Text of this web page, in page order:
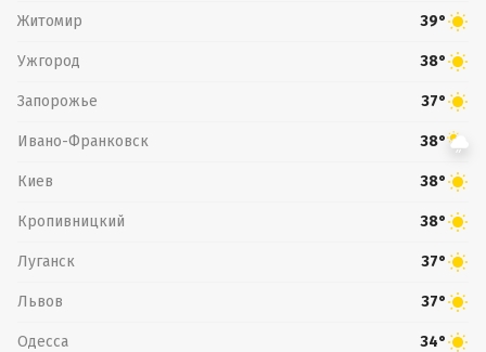
Житомир 39°
Ужгород 38°
Запорожье 37°
Ивано-Франковск 38°
Киев 38°
Кропивницкий 38°
Луганск 37°
Львов 37°
Одесса 34°